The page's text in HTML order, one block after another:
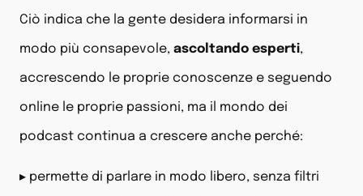
Ciò indica che la gente desidera informarsi in
modo più consapevole, ascoltando esperti,
accrescendo le proprie conoscenze e seguendo
online le proprie passioni, ma il mondo dei
podcast continua a crescere anche perché:
▸ permette di parlare in modo libero, senza filtri